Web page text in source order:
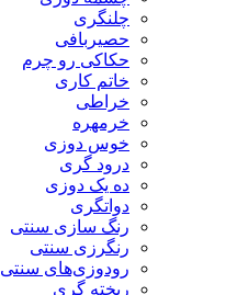
چلنگری
حصیربافی
حکاکی رو چرم
خاتم کاری
خراطی
خرمهره
خوس دوزی
درود گری
ده یک دوزی
دواتگری
رنگ سازی سنتی
رنگرزی سنتی
رودوزی‌های سنتی
ریخته گری